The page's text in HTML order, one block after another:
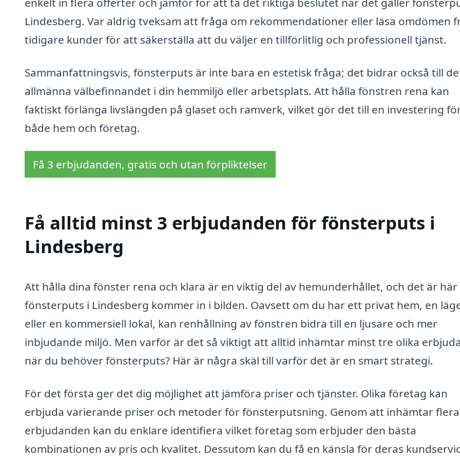
Lindesberg. Var aldrig tveksam att fråga om rekommendationer eller läsa omdömen
tidigare kunder för att säkerställa att du väljer en tillförlitlig och professionell tjänst.
Sammanfattningsvis, fönsterputs är inte bara en estetisk fråga; det bidrar också till
allmänna välbefinnandet i din hemmiljö eller arbetsplats. Att hålla fönstren rena kan
faktiskt förlänga livslängden på glaset och ramverk, vilket gör det till en investering
både hem och företag.
Få 3 erbjudanden, gratis och utan förpliktelser
Få alltid minst 3 erbjudanden för fönsterputs i
Lindesberg
Att hålla dina fönster rena och klara är en viktig del av hemunderhållet, och det är här
fönsterputs i Lindesberg kommer in i bilden. Oavsett om du har ett privat hem, en
eller en kommersiell lokal, kan renhållning av fönstren bidra till en ljusare och mer
inbjudande miljö. Men varför är det så viktigt att alltid inhämtar minst tre olika
när du behöver fönsterputs? Här är några skäl till varför det är en smart strategi.
För det första ger det dig möjlighet att jämföra priser och tjänster. Olika företag kan
erbjuda varierande priser och metoder för fönsterputsning. Genom att inhämtar flera
erbjudanden kan du enklare identifiera vilket företag som erbjuder den bästa
kombinationen av pris och kvalitet. Dessutom kan du få en känsla för deras